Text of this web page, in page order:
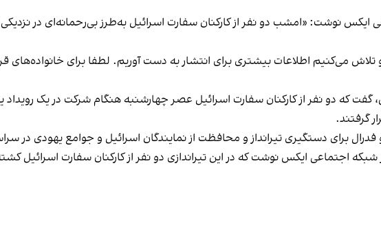
ایکس نوشت: «امشب دو نفر از کارکنان سفارت اسرائیل به‌طرز بی‌رحمانه‌ای در
می‌کنیم اطلاعات بیشتری برای انتشار به دست آوریم. لطفا برای خانواده‌های
که دو نفر از کارکنان سفارت اسرائیل عصر چهارشنبه هنگام شرکت در یک رویداد
گرفتند.
برای دستگیری تیرانداز و محافظت از نمایندگان اسرائیل و جوامع یهودی در
اجتماعی ایکس نوشت که در این تیراندازی دو نفر از کارکنان سفارت اسرائیل